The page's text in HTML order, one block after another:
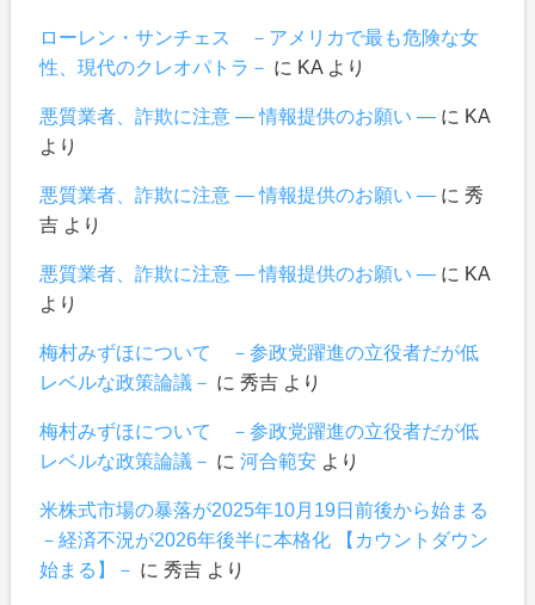
ローレン・サンチェス －アメリカで最も危険な女
性、現代のクレオパトラ－ に KAより
悪質業者、詐欺に注意 ― 情報提供のお願い ―に KA
より
悪質業者、詐欺に注意 ― 情報提供のお願い ―に 秀
吉より
悪質業者、詐欺に注意 ― 情報提供のお願い ―に KA
より
梅村みずほについて －参政党躍進の立役者だが低
レベルな政策論議－ に 秀吉より
梅村みずほについて －参政党躍進の立役者だが低
レベルな政策論議－ に 河合範安より
米株式市場の暴落が2025年10月19日前後から始まる
－経済不況が2026年後半に本格化 【カウントダウン
始まる】－ に 秀吉より